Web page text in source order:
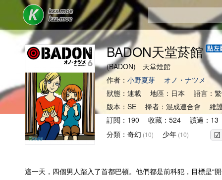
BADON天堂菸館
(BADON) 天堂煙館
作者： 小野夏芽
オノ・ナツメ
狀態：連載 地區：日本 語言：
版本：SE 掃者：混成連合會 維
訂閱：190 收藏：524 讀過：
分類： 奇幻 (10) 少年 (10)
這一天，四個男人踏入了首都巴頓。他們都是前科犯，目標是